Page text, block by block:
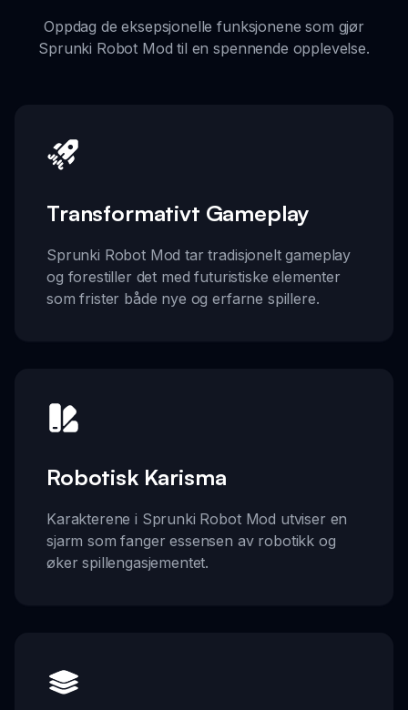
Oppdag de eksepsjonelle funksjonene som gjør
Sprunki Robot Mod til en spennende opplevelse.
Transformativt Gameplay
Sprunki Robot Mod tar tradisjonelt gameplay
og forestiller det med futuristiske elementer
som frister både nye og erfarne spillere.
Robotisk Karisma
Karakterene i Sprunki Robot Mod utviser en
sjarm som fanger essensen av robotikk og
øker spillengasjementet.